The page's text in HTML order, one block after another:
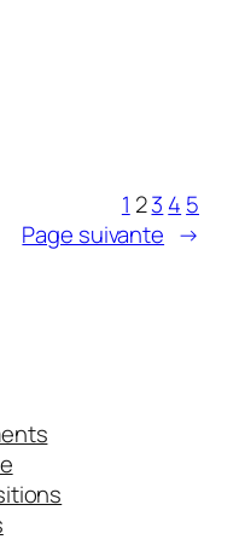
1 23 4 5
Page suivante →